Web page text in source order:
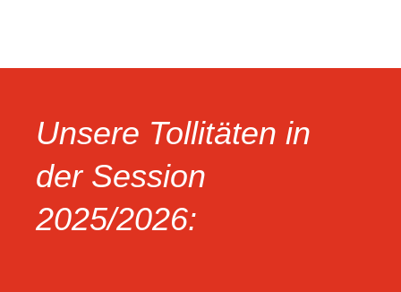
Unsere Tollitäten in
der Session
2025/2026: